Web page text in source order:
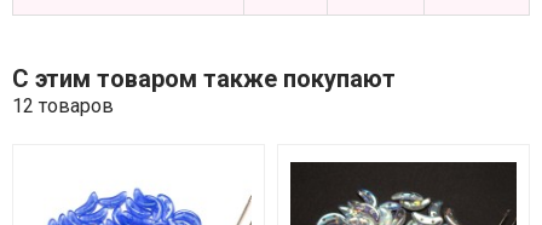
С этим товаром также покупают
12 товаров